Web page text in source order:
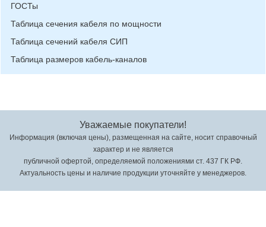
ГОСТы
Таблица сечения кабеля по мощности
Таблица сечений кабеля СИП
Таблица размеров кабель-каналов
Уважаемые покупатели!
Информация (включая цены), размещенная на сайте, носит справочный
характер и не является
публичной офертой, определяемой положениями ст. 437 ГК РФ.
Актуальность цены и наличие продукции уточняйте у менеджеров.